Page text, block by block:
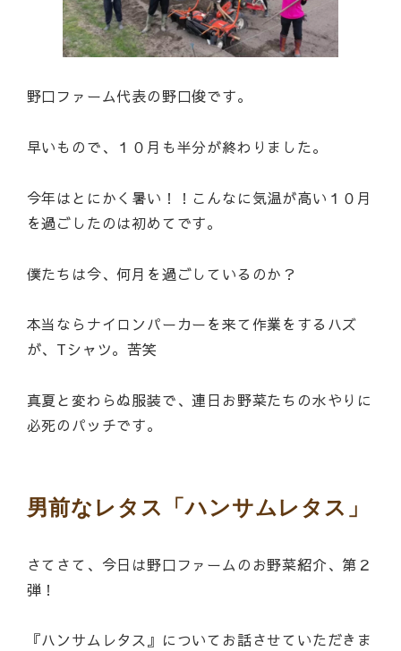
野口ファーム代表の野口俊です。
早いもので、１０月も半分が終わりました。
今年はとにかく暑い！！こんなに気温が高い１０月
を過ごしたのは初めてです。
僕たちは今、何月を過ごしているのか？
本当ならナイロンパーカーを来て作業をするハズ
が、Tシャツ。苦笑
真夏と変わらぬ服装で、連日お野菜たちの水やりに
必死のパッチです。
男前なレタス「ハンサムレタス」
さてさて、今日は野口ファームのお野菜紹介、第２
弾！
『ハンサムレタス』についてお話させていただきま